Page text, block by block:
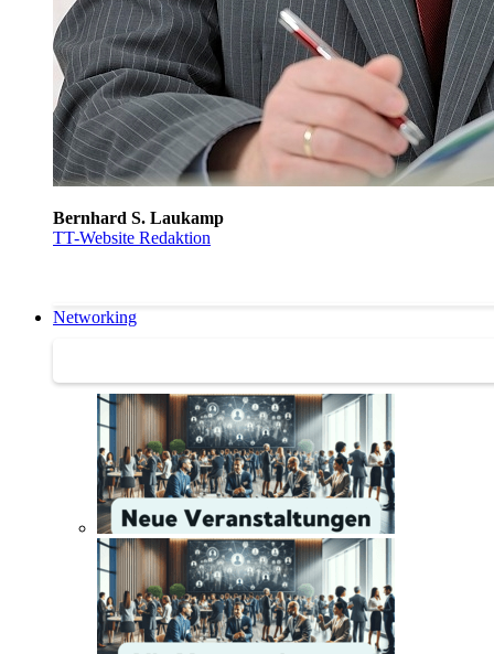
Bernhard S. Laukamp
TT-Website Redaktion
Networking